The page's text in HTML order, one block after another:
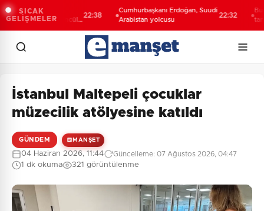
SICAK
GELİŞMELER
Biba:
bütüncül
22:38
Cumhurbaşkanı Erdoğan, Suudi
Arabistan yolcusu
22:32
Bursa’da
tanıtıldı...
İstanbul Maltepeli çocuklar
müzecilik atölyesine katıldı
GÜNDEM MANŞET
04 Haziran 2026, 11:44 Güncelleme: 07 Ağustos 2026, 04:47
1 dk okuma 321 görüntülenme